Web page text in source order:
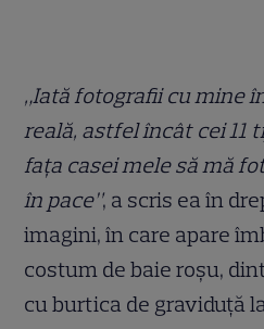
„Iată fotografii cu mine
reală, astfel încât cei 11
fața casei mele să mă
în pace”, a scris ea în
imagini, în care apare
costum de baie roșu,
cu burtica de graviduță